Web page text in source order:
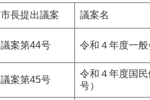
市長提出議案 議案名
議案第44号 令和４年度一般
議案第45号
令和４年度国
号）